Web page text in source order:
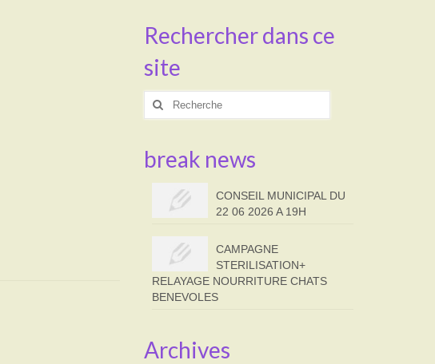
Rechercher dans ce
site
Rechercher
break news
CONSEIL MUNICIPAL DU
22 06 2026 A 19H
CAMPAGNE
STERILISATION+
RELAYAGE NOURRITURE CHATS
BENEVOLES
Archives